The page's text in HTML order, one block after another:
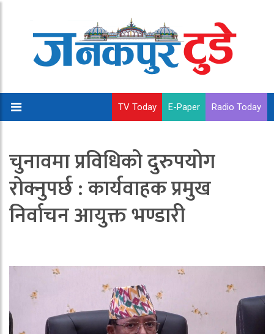
TV Today E-Paper Radio Today
चुनावमा प्रविधिको दुरुपयोग
रोक्नुपर्छ : कार्यवाहक प्रमुख
निर्वाचन आयुक्त भण्डारी